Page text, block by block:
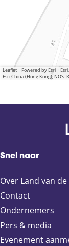
Leaflet | Powered by Esri |
Esri China (Hong Kong),
Snel naar
Over Land van de
Contact
Ondernemers
Pers & media
Evenement